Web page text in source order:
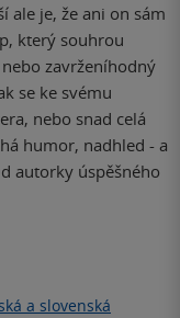
ale je, že ani on sám
který souhrou
zavrženíhodný
se ke svému
nebo snad celá
humor, nadhled - a
autorky úspěšného
a slovenská